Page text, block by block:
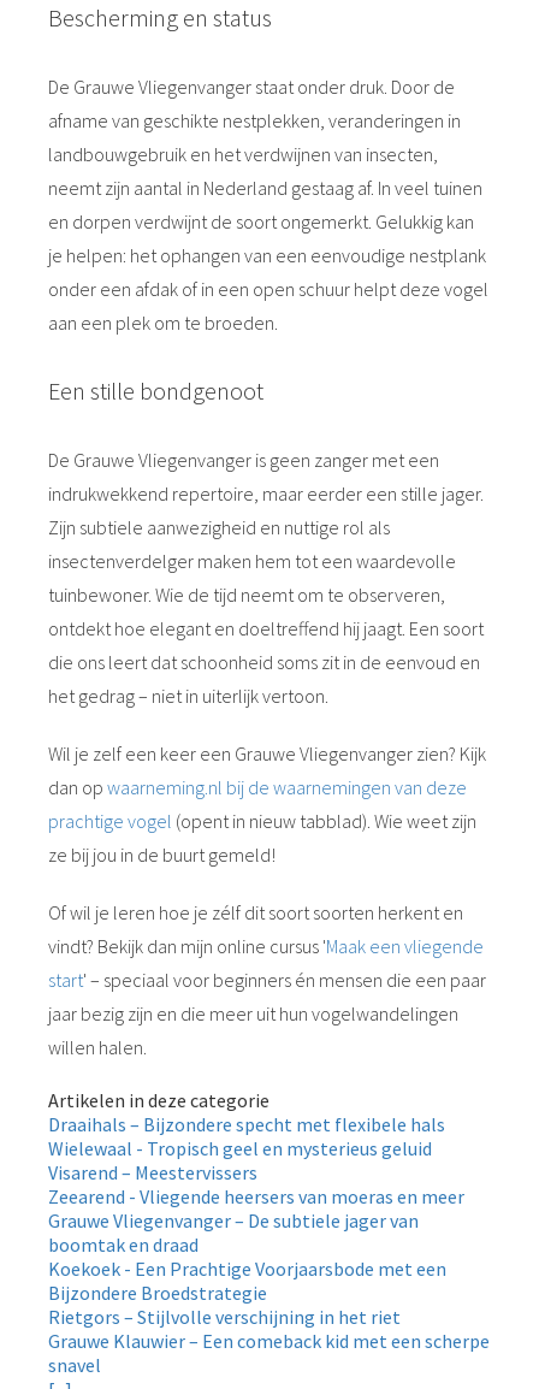
Bescherming en status
De Grauwe Vliegenvanger staat onder druk. Door de
afname van geschikte nestplekken, veranderingen in
landbouwgebruik en het verdwijnen van insecten,
neemt zijn aantal in Nederland gestaag af. In veel tuinen
en dorpen verdwijnt de soort ongemerkt. Gelukkig kan
je helpen: het ophangen van een eenvoudige nestplank
onder een afdak of in een open schuur helpt deze vogel
aan een plek om te broeden.
Een stille bondgenoot
De Grauwe Vliegenvanger is geen zanger met een
indrukwekkend repertoire, maar eerder een stille jager.
Zijn subtiele aanwezigheid en nuttige rol als
insectenverdelger maken hem tot een waardevolle
tuinbewoner. Wie de tijd neemt om te observeren,
ontdekt hoe elegant en doeltreffend hij jaagt. Een soort
die ons leert dat schoonheid soms zit in de eenvoud en
het gedrag – niet in uiterlijk vertoon.
Wil je zelf een keer een Grauwe Vliegenvanger zien? Kijk
dan op waarneming.nl bij de waarnemingen van deze
prachtige vogel (opent in nieuw tabblad). Wie weet zijn
ze bij jou in de buurt gemeld!
Of wil je leren hoe je zélf dit soort soorten herkent en
vindt? Bekijk dan mijn online cursus 'Maak een vliegende
start' – speciaal voor beginners én mensen die een paar
jaar bezig zijn en die meer uit hun vogelwandelingen
willen halen.
Artikelen in deze categorie
Draaihals – Bijzondere specht met flexibele hals
Wielewaal - Tropisch geel en mysterieus geluid
Visarend – Meestervissers
Zeearend - Vliegende heersers van moeras en meer
Grauwe Vliegenvanger – De subtiele jager van
boomtak en draad
Koekoek - Een Prachtige Voorjaarsbode met een
Bijzondere Broedstrategie
Rietgors – Stijlvolle verschijning in het riet
Grauwe Klauwier – Een comeback kid met een scherpe
snavel